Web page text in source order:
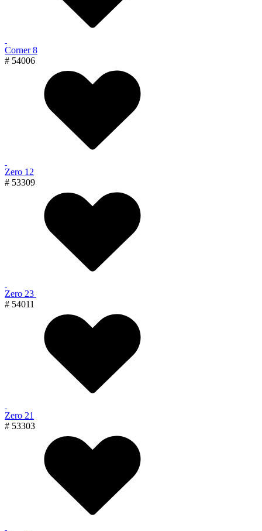
Corner 8
# 54006
Zero 12
# 53309
Zero 23
# 54011
Zero 21
# 53303